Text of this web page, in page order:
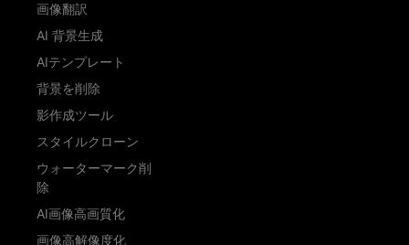
画像翻訳
AI 背景生成
AIテンプレート
背景を削除
影作成ツール
スタイルクローン
ウォーターマーク削
除
AI画像高画質化
画像高解像度化